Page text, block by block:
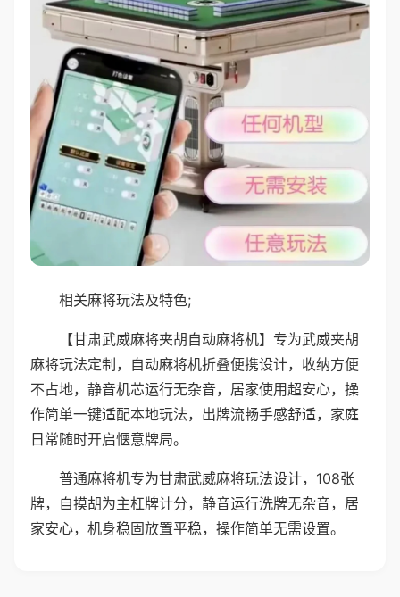
相关麻将玩法及特色;
【甘肃武威麻将夹胡自动麻将机】专为武威夹胡
麻将玩法定制，自动麻将机折叠便携设计，收纳方便
不占地，静音机芯运行无杂音，居家使用超安心，操
作简单一键适配本地玩法，出牌流畅手感舒适，家庭
日常随时开启惬意牌局。
普通麻将机专为甘肃武威麻将玩法设计，108张
牌，自摸胡为主杠牌计分，静音运行洗牌无杂音，居
家安心，机身稳固放置平稳，操作简单无需设置。